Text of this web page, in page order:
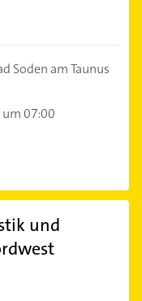
Soden am Taunus
07:00
und